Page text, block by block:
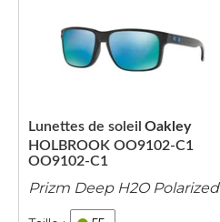
HOLBROOK OO9102-C1
OO9102-C1
Lunettes de soleil Oakley
Prizm Deep H2O Polarized